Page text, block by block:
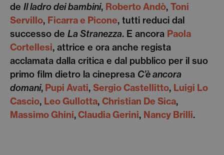
de Il ladro dei bambini, Roberto Andò, Toni
Servillo, Ficarra e Picone, tutti reduci dal
successo de La Stranezza. E ancora Paola
Cortellesi, attrice e ora anche regista
acclamata dalla critica e dal pubblico per il suo
primo film dietro la cinepresa C’è ancora
domani, Pupi Avati, Sergio Castellitto, Luigi Lo
Cascio, Leo Gullotta, Christian De Sica,
Massimo Ghini,Claudia Gerini, Nancy Brilli.